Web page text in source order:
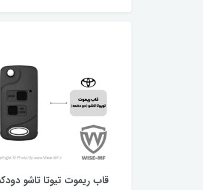
قاب ریموت تیوتا تاشو